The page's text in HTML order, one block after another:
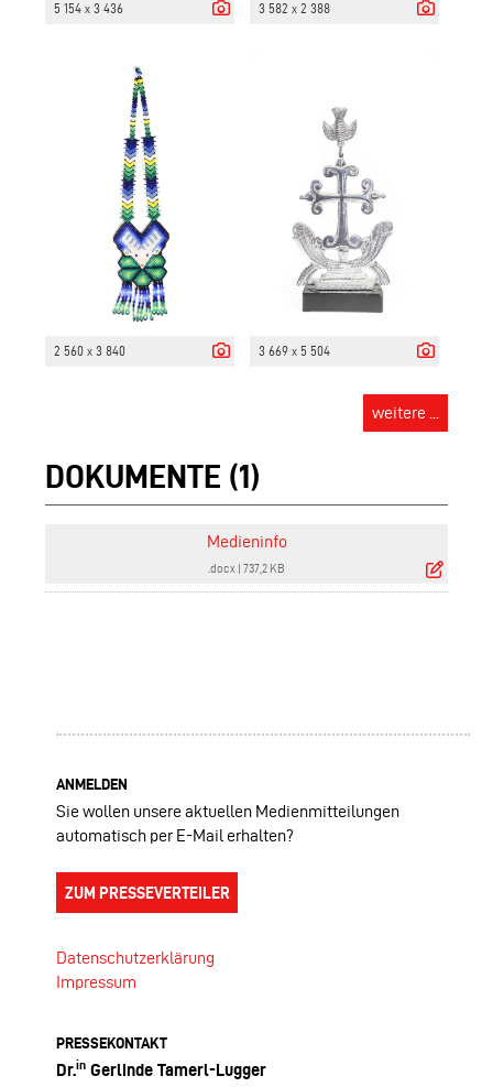
5 154 x 3 436 3 582 x 2 388
2 560 x 3 840 3 669 x 5 504
weitere ...
DOKUMENTE (1)
Medieninfo
.docx 737,2 KB
ANMELDEN
Sie wollen unsere aktuellen Medienmitteilungen
automatisch per E-Mail erhalten?
ZUM PRESSEVERTEILER
Datenschutzerklärung
Impressum
PRESSEKONTAKT
Dr.in Gerlinde Tamerl-Lugger